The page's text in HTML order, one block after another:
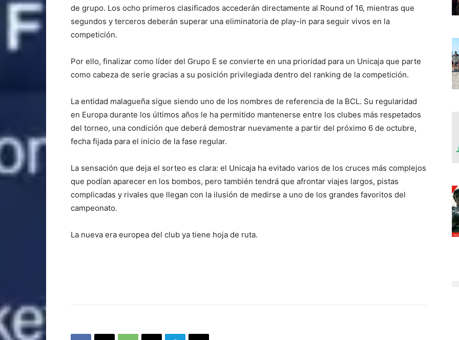
de grupo. Los ocho primeros clasificados accederán directamente al Round of 16, mientras que
segundos y terceros deberán superar una eliminatoria de play-in para seguir vivos en la
competición.
Por ello, finalizar como líder del Grupo E se convierte en una prioridad para un Unicaja que parte
como cabeza de serie gracias a su posición privilegiada dentro del ranking de la competición.
La entidad malagueña sigue siendo uno de los nombres de referencia de la BCL. Su regularidad
en Europa durante los últimos años le ha permitido mantenerse entre los clubes más respetados
del torneo, una condición que deberá demostrar nuevamente a partir del próximo 6 de octubre,
fecha fijada para el inicio de la fase regular.
La sensación que deja el sorteo es clara: el Unicaja ha evitado varios de los cruces más complejos
que podían aparecer en los bombos, pero también tendrá que afrontar viajes largos, pistas
complicadas y rivales que llegan con la ilusión de medirse a uno de los grandes favoritos del
campeonato.
La nueva era europea del club ya tiene hoja de ruta.